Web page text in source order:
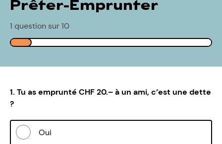
Prêter-Emprunter
1 question sur 10
1. Tu as emprunté CHF 20.– à un ami, c’est une dette
?
Oui